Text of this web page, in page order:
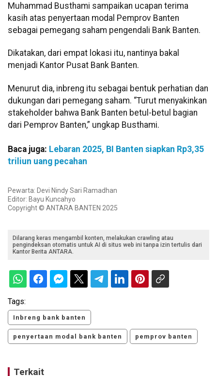
Muhammad Busthami sampaikan ucapan terima
kasih atas penyertaan modal Pemprov Banten
sebagai pemegang saham pengendali Bank Banten.
Dikatakan, dari empat lokasi itu, nantinya bakal
menjadi Kantor Pusat Bank Banten.
Menurut dia, inbreng itu sebagai bentuk perhatian dan
dukungan dari pemegang saham. “Turut menyakinkan
stakeholder bahwa Bank Banten betul-betul bagian
dari Pemprov Banten,” ungkap Busthami.
Baca juga: Lebaran 2025, BI Banten siapkan Rp3,35
triliun uang pecahan
Pewarta: Devi Nindy Sari Ramadhan
Editor: Bayu Kuncahyo
Copyright © ANTARA BANTEN 2025
Dilarang keras mengambil konten, melakukan crawling atau
pengindeksan otomatis untuk AI di situs web ini tanpa izin tertulis dari
Kantor Berita ANTARA.
Tags:
Inbreng bank banten
penyertaan modal bank banten pemprov banten
Terkait